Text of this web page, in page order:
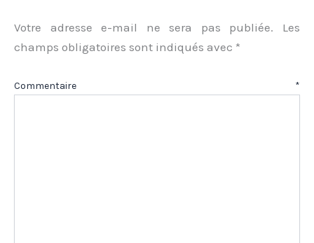
Votre adresse e-mail ne sera pas publiée.
Les
champs obligatoires sont indiqués avec *
Commentaire *